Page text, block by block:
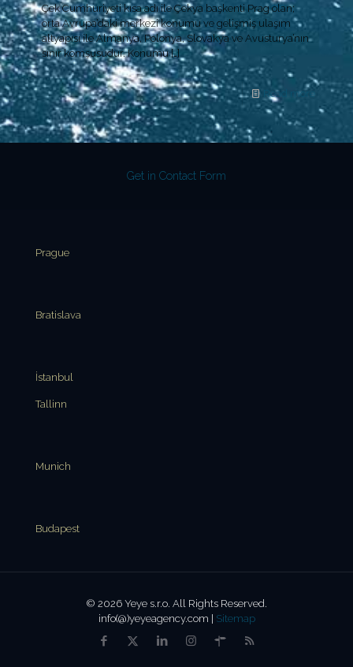
Çek Cumhuriyeti kısa adı ile Çekya başkenti Prag olan;
orta Avrupa’daki merkezi konumu ve gelişmiş ulaşım
altyapısı ile Almanya, Polonya, Slovakya ve Avusturya’nın
sınır komşusudur. Konumu[…]
Read more
Get in Contact Form
Prague
Bratislava
İstanbul
Tallinn
Munich
Budapest
© 2026 Yeye s.r.o. All Rights Reserved.
info(@)yeyeagency.com | Sitemap